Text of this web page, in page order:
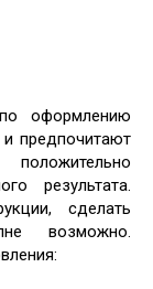
оформлению
предпочитают
результата.
сделать
возможно.